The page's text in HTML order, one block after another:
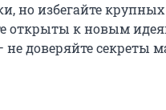
но избегайте
открыты к новым
не доверяйте